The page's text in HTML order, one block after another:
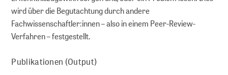
Planen
Dokumentieren
wird über die Begutachtung durch andere
Fachwissenschaftler:innen – also in einem Peer-Review-
Verfahren – festgestellt.
Publikationen (Output)